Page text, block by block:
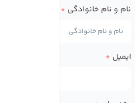
نام و نام خانوادگی *
ایمیل *